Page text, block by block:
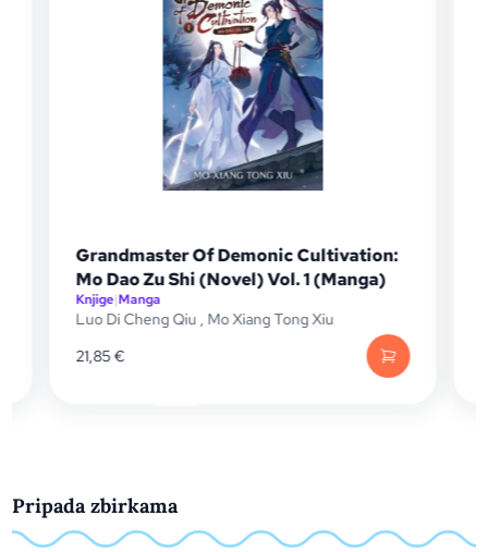
Grandmaster Of Demonic Cultivation:
Mo Dao Zu Shi (Novel) Vol. 1 (Manga)
Knjige|Manga
Luo Di Cheng Qiu , Mo Xiang Tong Xiu
21,85€
Pripada zbirkama